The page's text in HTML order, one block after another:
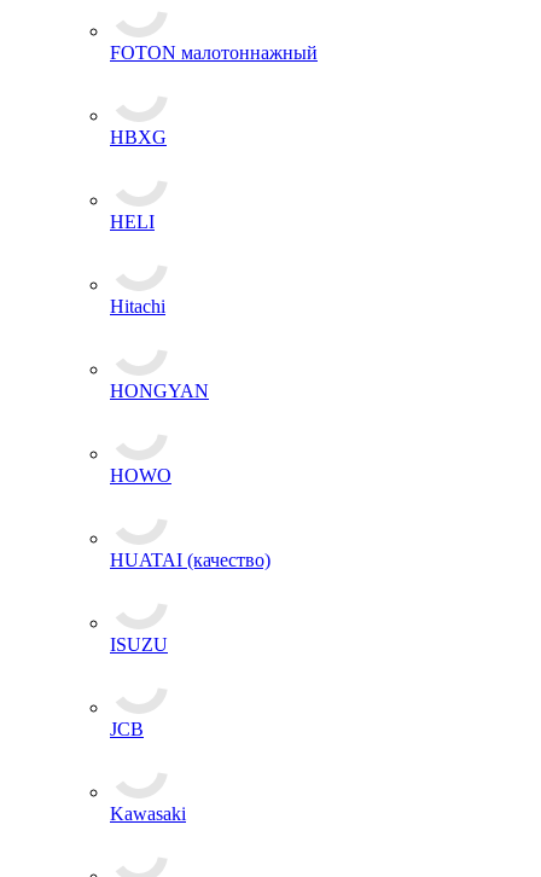
FOTON малотоннажный
HBXG
HELI
Hitachi
HONGYAN
HOWO
HUATAI (качество)
ISUZU
JCB
Kawasaki